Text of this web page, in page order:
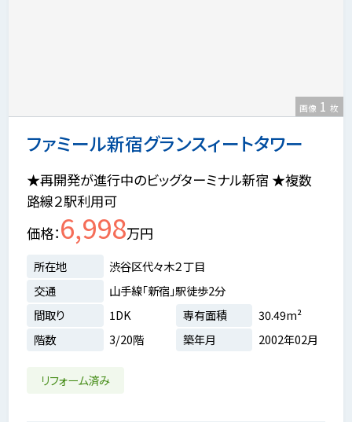
ファミール新宿グランスィートタワー
画像 1 枚
★再開発が進行中のビッグターミナル新宿 ★複数
路線２駅利用可
価格 6,998万円
所在地
渋谷区代々木２丁目
交通
山手線「新宿」駅徒歩2分
間取り
1DK 専有面積
30.49m²
階数
3/20階 築年月 2002年02月
リフォーム済み